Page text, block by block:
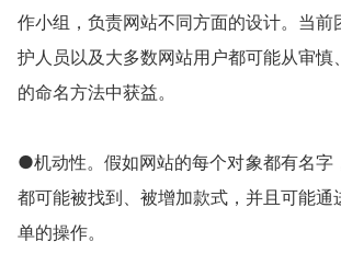
作小组，负责网站不同方面的设计。当前
护人员以及大多数网站用户都可能从审慎
的命名方法中获益。
●机动性。假如网站的每个对象都有名字
都可能被找到、被增加款式，并且可能通
单的操作。